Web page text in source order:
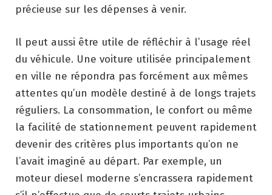
précieuse sur les dépenses à venir.
Il peut aussi être utile de réfléchir à l’usage réel
du véhicule. Une voiture utilisée principalement
en ville ne répondra pas forcément aux mêmes
attentes qu’un modèle destiné à de longs trajets
réguliers. La consommation, le confort ou même
la facilité de stationnement peuvent rapidement
devenir des critères plus importants qu’on ne
l’avait imaginé au départ. Par exemple, un
moteur diesel moderne s’encrassera rapidement